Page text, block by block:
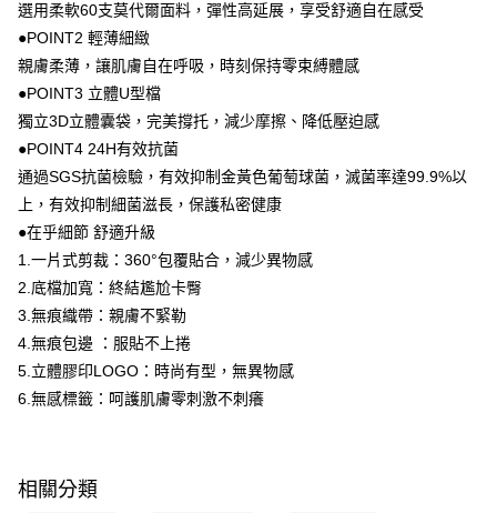
【關於「AFTEE先享後付」】
AFTEE先享後付是「在收到商品之後才付款」的支付方式。 讓您購物簡單
便利好安心！
１．簡單：不需註冊會員、不需綁卡、不需儲值。
２．便利：只要手機號碼，簡訊認證，即可結帳。
３．安心：先確認商品／服務後，再付款。
１．於結帳方式選擇「AFTEE先享後付」後，將跳轉至「AFTEE先享後付」
結帳頁面，進行簡訊認證並確認金額後，即可完成結帳。
２．訂單成立數日內，您將收到繳費通知簡訊。
３．收到繳費通知簡訊後14天內，點擊此簡訊中的連結，可透過四大超商／
ATM／網路銀行／等多元方式進行付款，方視為交易完成。
※ 請注意：結帳手續完成當下不需立刻繳費，但若您需要取消訂單，請聯絡
後付繳納相關費用。
※ 交易是否成功請以「AFTEE先享後付 」之結帳頁面顯示為準，若有關於
是否繳費成功／繳費後需取消欲退款等相關疑問，請聯繫「AFTEE先享後付
客戶支援中心」
https://netprotections.freshdesk.com/support/home
權轉讓予恩沛科技股份有限公司。
２．關於個人資料處理事宜，請瀏覽以下網址：
即享券
運送方式
全家取貨付款
每筆NT$65，滿NT$390(含以上)免運費
付款後全家取貨
每筆NT$65，滿NT$390(含以上)免運費
萊爾富取貨付款
付款後萊爾富取貨
每筆NT$65，滿NT$490(含以上)免運費
付款後7-11取貨
選用柔軟60支莫代爾面料，彈性高延展，享受舒適自在感受
●POINT2 輕薄細緻
親膚柔薄，讓肌膚自在呼吸，時刻保持零束縛體感
●POINT3 立體U型檔
獨立3D立體囊袋，完美撐托，減少摩擦、降低壓迫感
●POINT4 24H有效抗菌
通過SGS抗菌檢驗，有效抑制金黃色葡萄球菌，滅菌率達99.9%以
上，有效抑制細菌滋長，保護私密健康
●在乎細節 舒適升級
1.一片式剪裁：360°包覆貼合，減少異物感
2.底檔加寬：終結尷尬卡臀
3.無痕織帶：親膚不緊勒
4.無痕包邊 ：服貼不上捲
5.立體膠印LOGO：時尚有型，無異物感
6.無感標籤：呵護肌膚零刺激不刺癢
相關分類